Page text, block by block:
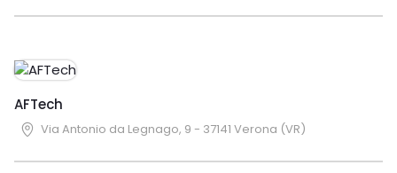
AFTech
Via Antonio da Legnago, 9 - 37141 Verona (VR)